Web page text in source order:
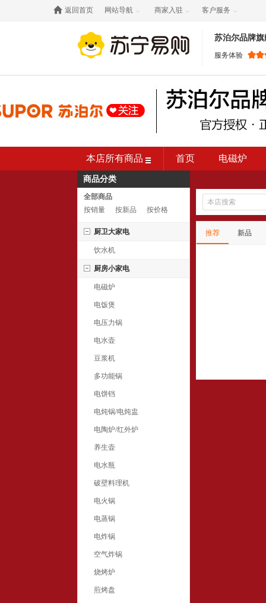
 返回首页 网站导航  商家入驻  客户服务 
苏泊尔品牌旗
服务体验
本店所有商品 首页 电磁炉
商品分类
全部商品
按销量
按新品 按价格
厨卫大家电
饮水机
厨房小家电
电磁炉
电饭煲
电压力锅
电水壶
豆浆机
多功能锅
电饼铛
电炖锅/电炖盅
电陶炉/红外炉
养生壶
电水瓶
破壁料理机
电火锅
电蒸锅
电炸锅
空气炸锅
烧烤炉
煎烤盘
推荐 新品